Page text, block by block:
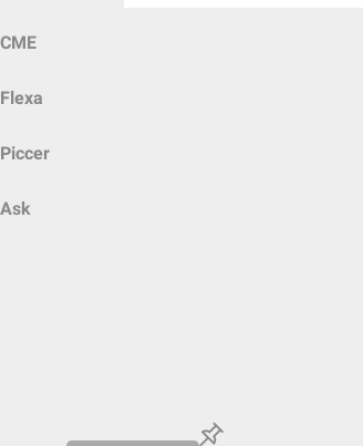
CME
Flexa
Piccer
Ask